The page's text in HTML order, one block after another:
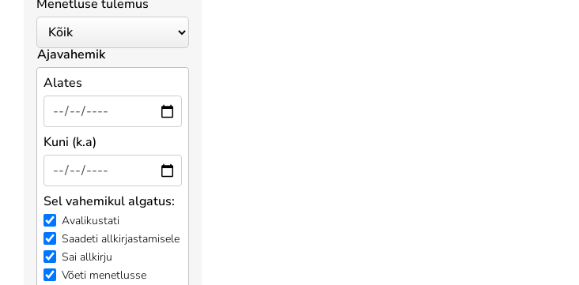
Menetluse tulemus
Ajavahemik
Alates
Kuni (k.a)
Sel vahemikul algatus:
Avalikustati
Saadeti allkirjastamisele
Sai allkirju
Võeti menetlusse